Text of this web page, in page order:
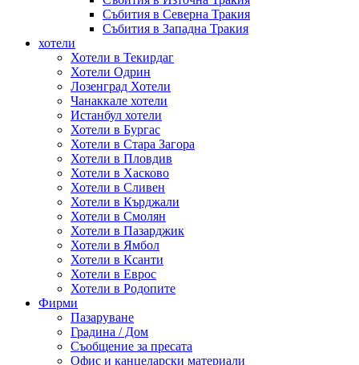
Събития в Северна Тракия
Събития в Западна Тракия
хотели
Хотели в Текирдаг
Хотели Одрин
Лозенград Хотели
Чанаккале хотели
Истанбул хотели
Хотели в Бургас
Хотели в Стара Загора
Хотели в Пловдив
Хотели в Хасково
Хотели в Сливен
Хотели в Кърджали
Хотели в Смолян
Хотели в Пазарджик
Хотели в Ямбол
Хотели в Ксанти
Хотели в Еврос
Хотели в Родопите
Фирми
Пазаруване
Градина / Дом
Съобщение за пресата
Офис и канцеларски материали